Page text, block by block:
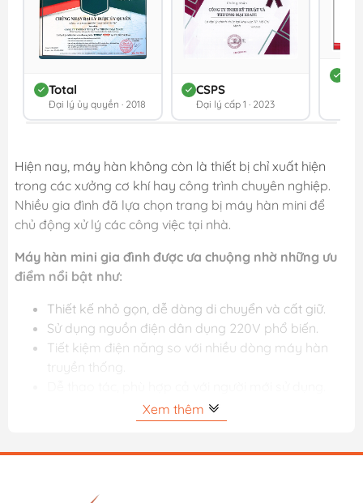
Total
Đại lý ủy quyền · 2018
CSPS
Đại lý cấp 1 · 2023
Hiện nay, máy hàn không còn là thiết bị chỉ xuất hiện
trong các xưởng cơ khí hay công trình chuyên nghiệp.
Nhiều gia đình đã lựa chọn trang bị máy hàn mini để
chủ động xử lý các công việc tại nhà.
Máy hàn mini gia đình được ưa chuộng nhờ những ưu
điểm nổi bật như:
Thiết kế nhỏ gọn, dễ dàng di chuyển và cất giữ.
Sử dụng nguồn điện dân dụng 220V phổ biến.
Tiết kiệm điện năng so với nhiều dòng máy hàn
truyền thống.
Chi phí đầu tư hợp lý, đáp ứng tốt nhu cầu sửa
chữa dân dụng.
Từ việc hàn cửa sắt, hàng rào, giá kệ đến các dự án DIY
Vậy máy hàn gia đình mini là gì, có những loại nào và
Xem thêm